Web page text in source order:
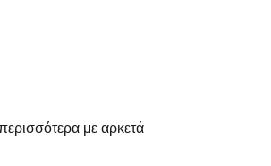
με αρκετά